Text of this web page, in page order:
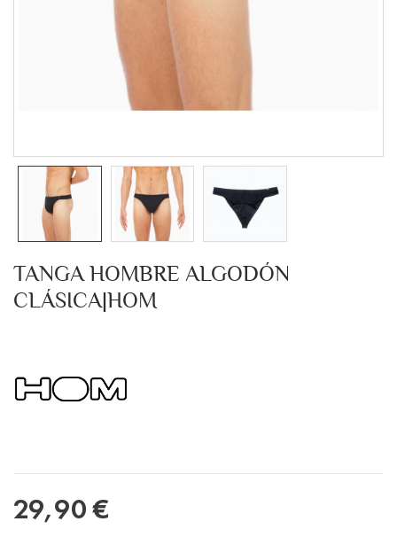
TANGA HOMBRE ALGODÓN
CLÁSICA|HOM
29,90 €